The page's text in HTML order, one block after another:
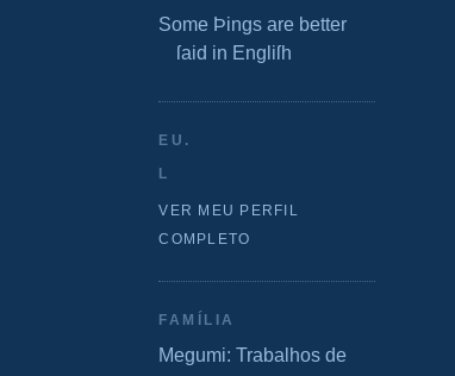
Some Þings are better
ſaid in Engliſh
EU.
L
VER MEU PERFIL
COMPLETO
FAMÍLIA
Megumi: Trabalhos de